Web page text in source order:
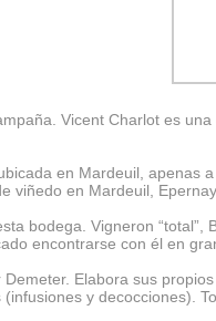
Vicent Charlot es
en Mardeuil, apenas
viñedo en Mardeuil,
bodega. Vigneron
encontrarse con él en
Elabora sus
y decocciones).